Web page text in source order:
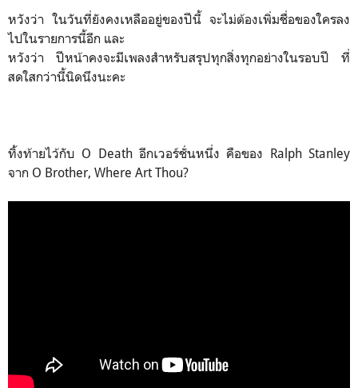
หวังว่า ในวันที่ยังคงเหลืออยู่ของปีนี้ จะไม่ต้องเพิ่มชื่อของใครลง
ไปในรายการนี้อีก และ
หวังว่า ปีหน้าคงจะมีเพลงสำหรับสรุปทุกสิ่งทุกอย่างในรอบปี ที่
สดใสกว่านี้นิดนึงนะคะ
ทิ้งท้ายไว้กับ O Death อีกเวอร์ชั่นหนึ่ง คือของ Ralph Stanley
จาก O Brother, Where Art Thou?